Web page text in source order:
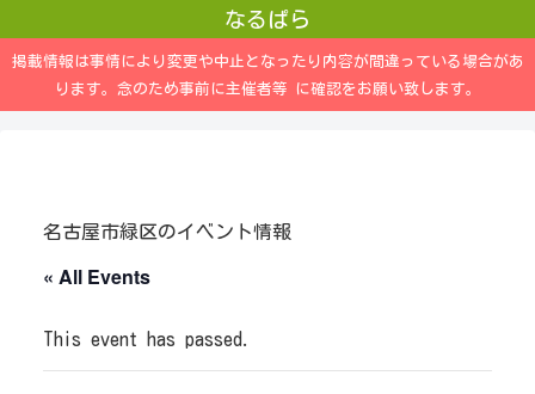
なるぱら
掲載情報は事情により変更や中止となったり内容が間違っている場合があ
ります。念のため事前に主催者等 に確認をお願い致します。
名古屋市緑区のイベント情報
« All Events
This event has passed.